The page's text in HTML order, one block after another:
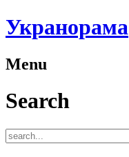
Укранорама
Menu
Search